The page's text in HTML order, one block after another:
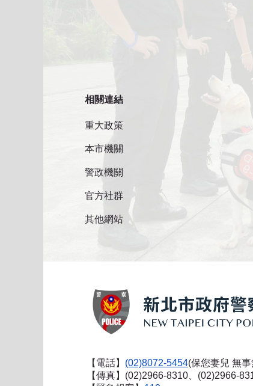
相關連結
重大政策
本市機關
警政機關
官方社群
其他網站
【電話】 (02)8072-5454(保您妻兒 無事
【傳真】(02)2966-8310、(02)2966-